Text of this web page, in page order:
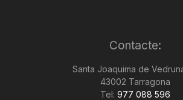
Contacte:
Santa Joaquima de
43002 Tarragona
Tel: 977 088 596